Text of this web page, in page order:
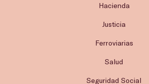
Hacienda
Justicia
Ferroviarias
Salud
Seguridad Social